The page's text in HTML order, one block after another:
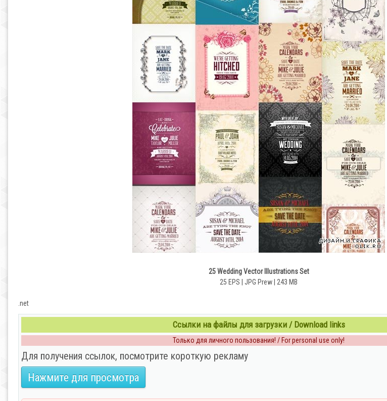
25 Wedding Vector Illustrations Set
25 EPS | JPG Prew | 243 MB
.net
Ссылки на файлы для загрузки / Download links
Только для личного пользования! / For personal use only!
Для получения ссылок, посмотрите короткую рекламу
Нажмите для просмотра